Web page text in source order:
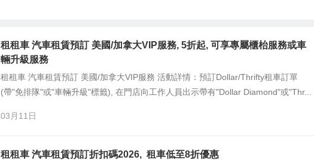
折/訂當地遊玩樂即
租租車 汽車租賃預訂 美國/加拿大VIP服務, 5折起, 可享專屬櫃枱服務或車
輛升級服務
租租車 汽車租賃預訂 美國/加拿大VIP服務 活動詳情：預訂Dollar/Thrifty租車訂單
(帶"免排隊"或"車輛升級"標籤), 在門店向工作人員出示帶有"Dollar Diamond"或"Thr...
03月11日
租租車 汽車租賃預訂折扣碼2026, 租車低至8折優惠